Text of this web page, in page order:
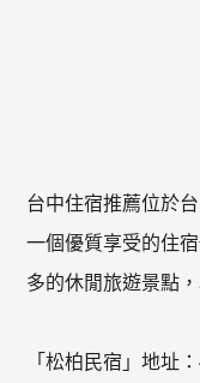
台中住宿推薦位於
一個優質享受的住
多的休閒旅遊景點
「松柏民宿」地址